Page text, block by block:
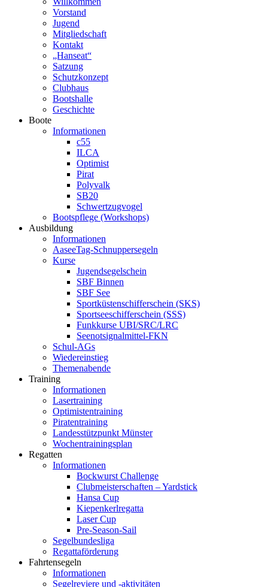
Vorstand
Jugend
Mitgliedschaft
Kontakt
„Hanseat“
Satzung
Schutzkonzept
Clubhaus
Bootshalle
Geschichte
Boote
Informationen
c55
ILCA
Optimist
Pirat
Polyvalk
SB20
Schwertzugvogel
Bootspflege (Workshops)
Ausbildung
Informationen
AaseeTag-Schnuppersegeln
Kurse
Jugendsegelschein
SBF Binnen
SBF See
Sportküstenschifferschein (SKS)
Sportseeschifferschein (SSS)
Funkkurse UBI/SRC/LRC
Seenotsignalmittel-FKN
Schul-AGs
Wiedereinstieg
Themenabende
Training
Informationen
Lasertraining
Optimistentraining
Piratentraining
Landesstützpunkt Münster
Wochentrainingsplan
Regatten
Informationen
Bockwurst Challenge
Clubmeisterschaften – Yardstick
Hansa Cup
Kiepenkerlregatta
Laser Cup
Pre-Season-Sail
Segelbundesliga
Regattaförderung
Fahrtensegeln
Informationen
Segelreviere und -aktivitäten